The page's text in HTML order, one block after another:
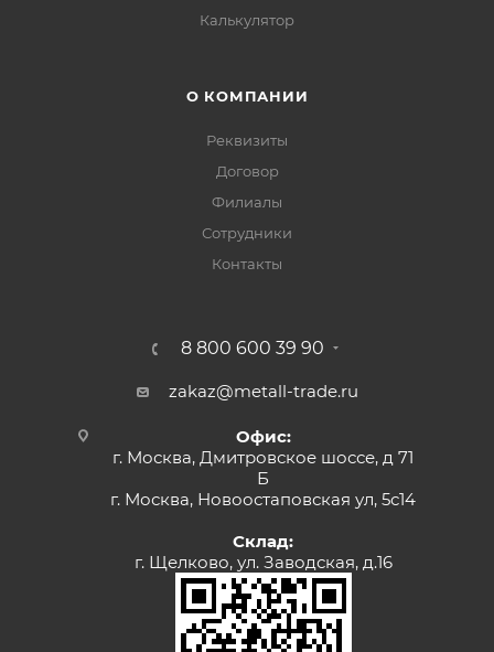
Калькулятор
О КОМПАНИИ
Реквизиты
Договор
Филиалы
Сотрудники
Контакты
8 800 600 39 90
zakaz@metall-trade.ru
Офис:
г. Москва, Дмитровское шоссе, д 71
Б
г. Москва, Новоостаповская ул, 5с14
Склад:
г. Щелково, ул. Заводская, д.16